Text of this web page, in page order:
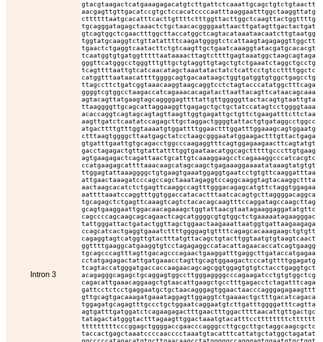
Intron 3
gtacgtaagactcatgaaagagacatgtcttgattctcaaattgcagctgtctgtaactt
aacgagttgttgacatccgtgctccacatccccaatttaaggaatttggctaaggttatg
cttttttaatgcacatttcacttgttttctttggttacttggctcaagttactggttttg
tgcagggatagagctaaactctgctaacacggggaattaacttgatagttgactactgat
gtcagtggctcgaactttggcttaccatggctcagtacataaataacaatcttgtaatgg
tggtatgcaaggtctgttatattttcaagatggggtctcattaagtagagaggttggctt
tgaactctgaggtcaatacttctgtcaagttgctgaatcaaaggtatacgatgcacacgt
tcaatggtgtgatggtttttaataaaacttagtcttttgagtaaatggctaagcagtaga
gggttcatgggcctgggtttgttgctgtaggttgtagctgtctgaaatctaggctgcctg
tcagttttaattgtcatcaacatagctaaatatactatctcattcctgtccttttggctc
catggtttaataacattttggggcagtgacaataagctggtgatggtgtggctgagcctg
ttagccttctgatcggtaaacaaggtaagcaggtcctctagtacccatatggctttcaga
ggggtcgtggcctaagaccatcagaaacacagatacttaattacagttcataacagcaaa
agtacagttatgaagtagcaggggagttttattgttgggggttactacagtgtaattgta
ttaaggggttgcagcattaggaaggttgagagctgctgctatccatagtcctggggtaaa
acaccaggtcagtagcagtagttaagttggtgagattgctgttctgaagatttcttctaa
aagttgatctcaatatccagagcttgctaggactggggtattactgtgataggcctggcc
atgacttttgtttggtaaaatgtggattttggaactttggatttggaaagcagtggaatg
ctttaagtggggcttaatgagctatcctaagcgggaatatggaagactttgttactgaga
gtgatttgaattgtgcagacctggcccaagaggtttcagtggagaagaacttcagtatgt
gacctagagactgttgtattattttggtgaataacatggcagctttttgcccttgtgaag
agtgaagagactcagattaactgcattgtcaaaggaagcctcagaaaggcccatcacgtc
ccatgaagagcattttaaacaagcatagcaagctgagaaaggaaaatataaagtatgtgt
ttggagtattaaaggggctgtgaagtgaaatggaggtgaatcctgtgttcaaggatttaa
attgaactaaagatcccagccagctaaatagaggtccaggcaaggtagtacaaggcttta
aactaagcacatctctgagttcaaggccagtttgggacagagcatgttctaggtggagaa
aattttaaatccaggtttggtggaccatacactttaatcacagtgcttaggggacaggca
tgcagagctctgagttcaaagtcagtctacacagcaagtttccaggatagccaagcttag
gcagtgaaggaattggacaacagaaagctggtattaacgtaatagaaggaggatatgttc
cagccccagcaagcagcagaactcagcatggggcgtgtggctctgaaaaatagaagggac
tattgggattactgatactggttagctggaactaagaaattaatggtgattaagaagaga
ccagcatcactgaggtgaaatcttttggggagtgttttcagagcacaaagaagctgtgtt
cagaggtagtcatggttgtactttatgttacagctgtacttggtaatgtgtaagtcaact
ggttttgaaggcatgaaggtgtcctagagaggccatacattagaacaccatcagtgaagg
tgcagcccagtttagttgacagcccagaactgaaggatttgaggcttgataccatgagaa
cctatgagagactattgatgaaacctagttgcagtggaagactcccatgttttggagatg
tcagtaccatgggatgaccaccaagaacagcagcggtggagtgtgtctacctgaggtgct
acagagggcagagctgcaggagtggccttgggaggggcccagaagatcctgtgtggctcg
cagacattgaaacaggaagctgtaacattgaagctgcctttgagacctctagatttcaga
gattcctctcctgaggaatgctgctaacagggagtggaactaacccagggagagaagttt
gttgcagtgacaaagatgaaataggagttggaggtctgaaaactgctttgacatcagaca
tggagatgcagagtttgccctgctggaatcaggaatgtcttgatttggggatttcagtta
agtgatttgatggatctcagaagagactttgaactttggacttttaacattgttgactgc
tatagactatgggtactttagaagttggactaaatgtacatttccttttttttctttttt
tttttttttcccggagctggggaccgaacccagggccttgcgcttgctaggcaagcgctc
taccactgagctaaatccccaacccctaaatgtacatttcattatgctatggctagatat